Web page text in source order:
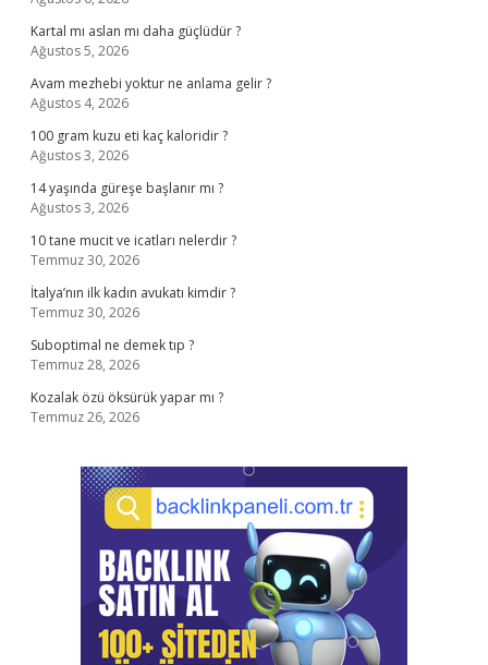
Kartal mı aslan mı daha güçlüdür ?
Ağustos 5, 2026
Avam mezhebi yoktur ne anlama gelir ?
Ağustos 4, 2026
100 gram kuzu eti kaç kaloridir ?
Ağustos 3, 2026
14 yaşında güreşe başlanır mı ?
Ağustos 3, 2026
10 tane mucit ve icatları nelerdir ?
Temmuz 30, 2026
İtalya’nın ilk kadın avukatı kimdir ?
Temmuz 30, 2026
Suboptimal ne demek tıp ?
Temmuz 28, 2026
Kozalak özü öksürük yapar mı ?
Temmuz 26, 2026